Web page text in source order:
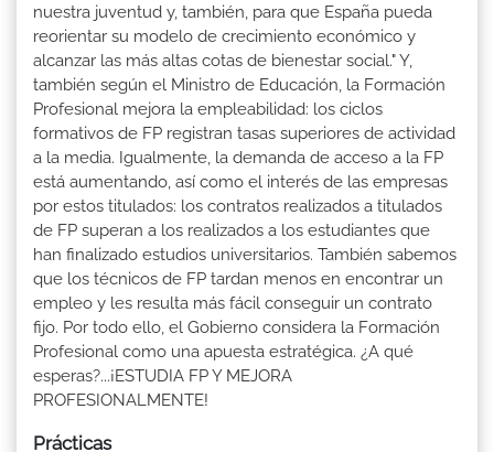
nuestra juventud y, también, para que España pueda
reorientar su modelo de crecimiento económico y
alcanzar las más altas cotas de bienestar social." Y,
también según el Ministro de Educación, la Formación
Profesional mejora la empleabilidad: los ciclos
formativos de FP registran tasas superiores de actividad
a la media. Igualmente, la demanda de acceso a la FP
está aumentando, así como el interés de las empresas
por estos titulados: los contratos realizados a titulados
de FP superan a los realizados a los estudiantes que
han finalizado estudios universitarios. También sabemos
que los técnicos de FP tardan menos en encontrar un
empleo y les resulta más fácil conseguir un contrato
fijo. Por todo ello, el Gobierno considera la Formación
Profesional como una apuesta estratégica. ¿A qué
esperas?...¡ESTUDIA FP Y MEJORA
PROFESIONALMENTE!
Prácticas